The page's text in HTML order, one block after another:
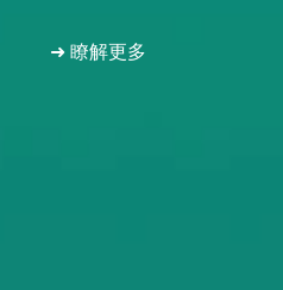
➜ 瞭解更多